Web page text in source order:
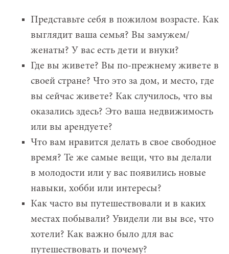
Представьте себя в пожилом возрасте. Как
выглядит ваша семья? Вы замужем/
женаты? У вас есть дети и внуки?
Где вы живете? Вы по-прежнему живете в
своей стране? Что это за дом, и место, где
вы сейчас живете? Как случилось, что вы
оказались здесь? Это ваша недвижимость
или вы арендуете?
Что вам нравится делать в свое свободное
время? Те же самые вещи, что вы делали
в молодости или у вас появились новые
навыки, хобби или интересы?
Как часто вы путешествовали и в каких
местах побывали? Увидели ли вы все, что
хотели? Как важно было для вас
путешествовать и почему?